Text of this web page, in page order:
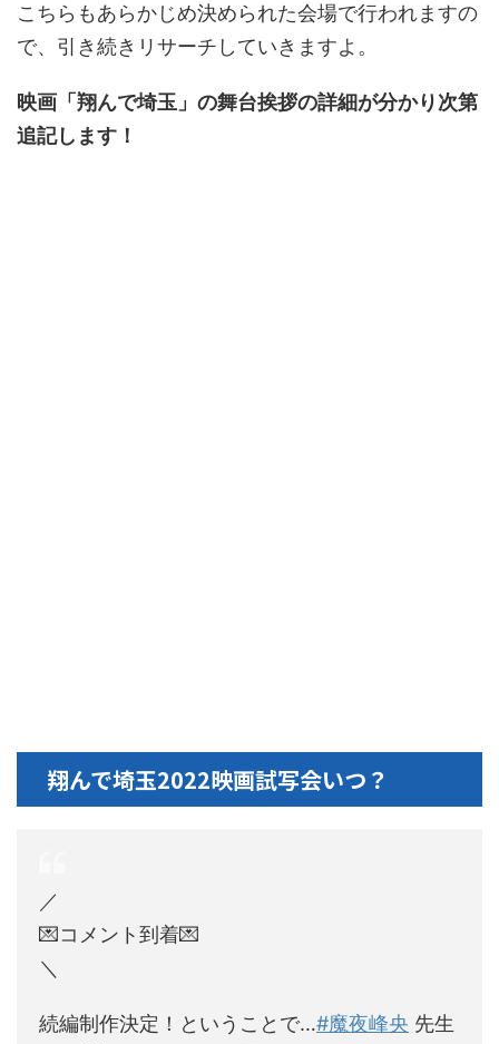
こちらもあらかじめ決められた会場で行われますの
で、引き続きリサーチしていきますよ。
映画「翔んで埼玉」の舞台挨拶の詳細が分かり次第
追記します！
翔んで埼玉2022映画試写会いつ？
／
💌コメント到着💌
＼
続編制作決定！ということで…#魔夜峰央 先生